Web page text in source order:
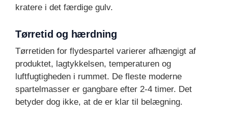
kratere i det færdige gulv.
Tørretid og hærdning
Tørretiden for flydespartel varierer afhængigt af
produktet, lagtykkelsen, temperaturen og
luftfugtigheden i rummet. De fleste moderne
spartelmasser er gangbare efter 2-4 timer. Det
betyder dog ikke, at de er klar til belægning.